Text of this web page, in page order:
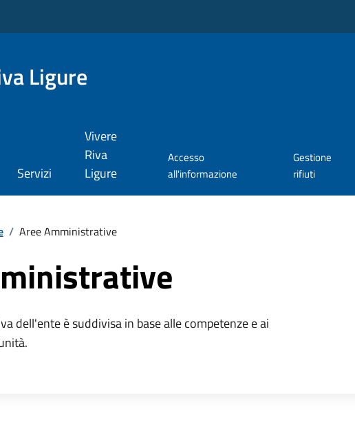
Ligure
Servizi
Vivere
Riva
Ligure
Accesso
all'informazione
Gestione
rifiuti
/ Aree Amministrative
dell'ente è suddivisa in base alle competenze e ai